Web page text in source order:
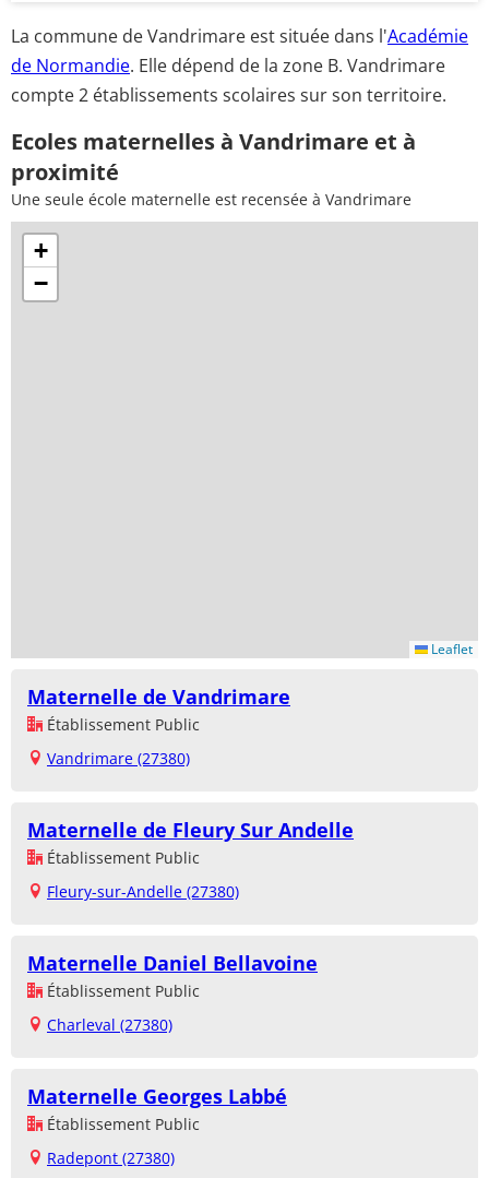
La commune de Vandrimare est située dans l'Académie
de Normandie. Elle dépend de la zone B. Vandrimare
compte 2 établissements scolaires sur son territoire.
Ecoles maternelles à Vandrimare et à
proximité
Une seule école maternelle est recensée à Vandrimare
+
−
Leaflet
Maternelle de Vandrimare
Établissement Public
Vandrimare (27380)
Maternelle de Fleury Sur Andelle
Établissement Public
Fleury-sur-Andelle (27380)
Maternelle Daniel Bellavoine
Établissement Public
Charleval (27380)
Maternelle Georges Labbé
Établissement Public
Radepont (27380)